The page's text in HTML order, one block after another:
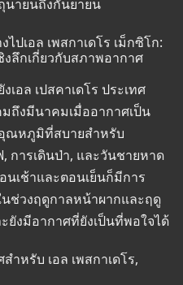
นายนถึงกันยายน
ปเอล เพสกาเดโร เม็กซิโก:
ลึกเกี่ยวกับสภาพอากาศ
เอล เปสคาเดโร ประเทศ
ถึงมีนาคมเมื่ออากาศเป็น
ณหภูมิที่สบายสำหรับ
การเดินป่า, และวันชายหาด
เช้าและตอนเย็นก็มีการ
ช่วงฤดูกาลหน้าผากและฤดู
ยังมีอากาศที่ยังเป็นที่พอใจได้
หรับ เอล เพสกาเดโร,